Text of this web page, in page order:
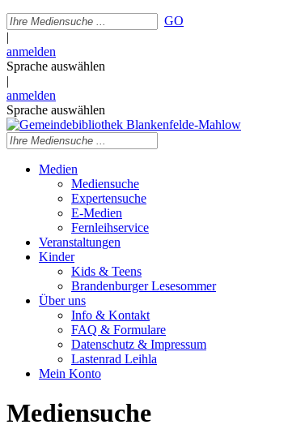
GO
|
anmelden
Sprache auswählen
|
anmelden
Sprache auswählen
Medien
Mediensuche
Expertensuche
E-Medien
Fernleihservice
Veranstaltungen
Kinder
Kids & Teens
Brandenburger Lesesommer
Über uns
Info & Kontakt
FAQ & Formulare
Datenschutz & Impressum
Lastenrad Leihla
Mein Konto
Mediensuche